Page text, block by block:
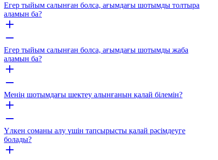
Егер тыйым салынған болса, ағымдағы шотымды толтыра
аламын ба?
Егер тыйым салынған болса, ағымдағы шотымды жаба
аламын ба?
Менің шотымдағы шектеу алынғанын қалай білемін?
Үлкен соманы алу үшін тапсырысты қалай рәсімдеуге
болады?